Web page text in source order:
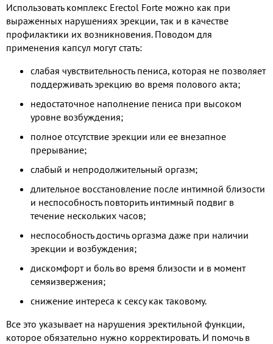
Использовать комплекс Erectol Forte можно как при
выраженных нарушениях эрекции, так и в качестве
профилактики их возникновения. Поводом для
применения капсул могут стать:
слабая чувствительность пениса, которая не позволяет
поддерживать эрекцию во время полового акта;
недостаточное наполнение пениса при высоком
уровне возбуждения;
полное отсутствие эрекции или ее внезапное
прерывание;
слабый и непродолжительный оргазм;
длительное восстановление после интимной близости
и неспособность повторить интимный подвиг в
течение нескольких часов;
неспособность достичь оргазма даже при наличии
эрекции и возбуждения;
дискомфорт и боль во время близости и в момент
семяизвержения;
снижение интереса к сексу как таковому.
Все это указывает на нарушения эректильной функции,
которое обязательно нужно корректировать. И помочь в